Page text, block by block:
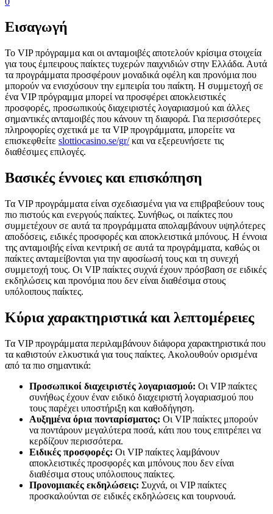
Εισαγωγή
Το VIP πρόγραμμα και οι ανταμοιβές αποτελούν κρίσιμα στοιχεία
για τους έμπειρους παίκτες τυχερών παιχνιδιών στην Ελλάδα. Αυτά
τα προγράμματα προσφέρουν μοναδικά οφέλη και προνόμια που
μπορούν να ενισχύσουν την εμπειρία του παίκτη. Η συμμετοχή σε
ένα VIP πρόγραμμα μπορεί να προσφέρει αποκλειστικές
προσφορές, προσωπικούς διαχειριστές λογαριασμού και άλλες
σημαντικές ανταμοιβές που κάνουν τη διαφορά. Για περισσότερες
πληροφορίες σχετικά με τα VIP προγράμματα, μπορείτε να
επισκεφθείτε slottiocasino.se/gr/και να εξερευνήσετε τις
διαθέσιμες επιλογές.
Βασικές έννοιες και επισκόπηση
Τα VIP προγράμματα είναι σχεδιασμένα για να επιβραβεύουν τους
πιο πιστούς και ενεργούς παίκτες. Συνήθως, οι παίκτες που
συμμετέχουν σε αυτά τα προγράμματα απολαμβάνουν υψηλότερες
αποδόσεις, ειδικές προσφορές και αποκλειστικά μπόνους. Η έννοια
της ανταμοιβής είναι κεντρική σε αυτά τα προγράμματα, καθώς οι
παίκτες ανταμείβονται για την αφοσίωσή τους και τη συνεχή
συμμετοχή τους. Οι VIP παίκτες συχνά έχουν πρόσβαση σε ειδικές
εκδηλώσεις και προνόμια που δεν είναι διαθέσιμα στους
υπόλοιπους παίκτες.
Κύρια χαρακτηριστικά και λεπτομέρειες
Τα VIP προγράμματα περιλαμβάνουν διάφορα χαρακτηριστικά που
τα καθιστούν ελκυστικά για τους παίκτες. Ακολουθούν ορισμένα
από τα πιο σημαντικά:
Προσωπικοί διαχειριστές λογαριασμού: Οι VIP παίκτες
συνήθως έχουν έναν ειδικό διαχειριστή λογαριασμού που
τους παρέχει υποστήριξη και καθοδήγηση.
Αυξημένα όρια πονταρίσματος: Οι VIP παίκτες μπορούν
να ποντάρουν μεγαλύτερα ποσά, κάτι που τους επιτρέπει να
κερδίζουν περισσότερα.
Ειδικές προσφορές: Οι VIP παίκτες λαμβάνουν
αποκλειστικές προσφορές και μπόνους που δεν είναι
διαθέσιμα στους υπόλοιπους παίκτες.
Προνομιακές εκδηλώσεις: Συχνά, οι VIP παίκτες
προσκαλούνται σε ειδικές εκδηλώσεις και τουρνουά.